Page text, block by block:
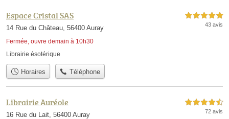
Espace Cristal SAS
14 Rue du Château, 56400 Auray
Fermée, ouvre demain à 10h30
5,0 étoiles sur 5
43 avis
Librairie ésotérique
Horaires Téléphone
Librairie Auréole
16 Rue du Lait, 56400 Auray
4,5 étoiles sur 5
72 avis